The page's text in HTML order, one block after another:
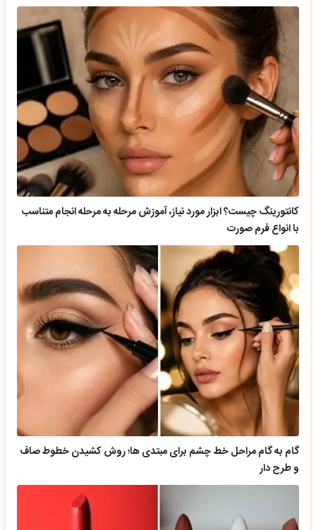
کانتورینگ چیست؟ ابزار مورد نیاز، آموزش مرحله به مرحله انجام متناسب
با انواع فرم صورت
گام به گام مراحل خط چشم برای مبتدی ها؛ روش کشیدن خطوط صاف
و طرح دار